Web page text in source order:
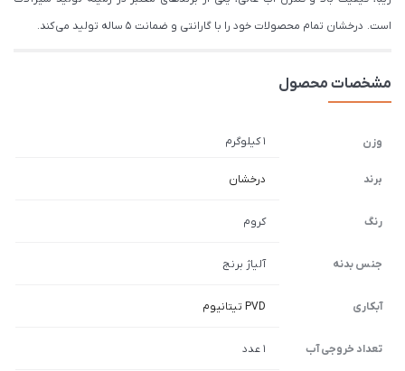
است. درخشان تمام محصولات خود را با گارانتی و ضمانت 5 ساله تولید می کند.
مشخصات محصول
وزن 1 کیلوگرم
برند درخشان
رنگ کروم
جنس بدنه آلیاژ برنج
آبکاری PVD تیتانیوم
تعداد خروجی آب 1 عدد